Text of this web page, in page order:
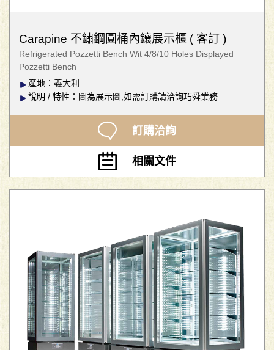
Carapine 不鏽鋼圓桶內鑲展示櫃 ( 客訂 )
Refrigerated Pozzetti Bench Wit 4/8/10 Holes Displayed
Pozzetti Bench
產地：義大利
說明 / 特性：圖為展示圖,如需訂購請洽詢巧舜業務
訂購洽詢
相關文件